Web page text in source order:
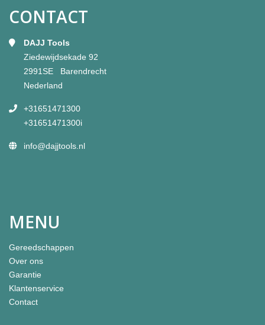
CONTACT
DAJJ Tools
Ziedewijdsekade 92
2991SE Barendrecht
Nederland
+31651471300
+31651471300i
info@dajjtools.nl
MENU
Gereedschappen
Over ons
Garantie
Klantenservice
Contact